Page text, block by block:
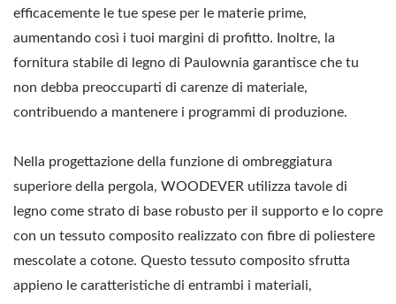
efficacemente le tue spese per le materie prime,
aumentando così i tuoi margini di profitto. Inoltre, la
fornitura stabile di legno di Paulownia garantisce che tu
non debba preoccuparti di carenze di materiale,
contribuendo a mantenere i programmi di produzione.
Nella progettazione della funzione di ombreggiatura
superiore della pergola, WOODEVER utilizza tavole di
legno come strato di base robusto per il supporto e lo copre
con un tessuto composito realizzato con fibre di poliestere
mescolate a cotone. Questo tessuto composito sfrutta
appieno le caratteristiche di entrambi i materiali,